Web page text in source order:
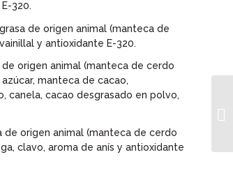
320.
de origen animal (manteca de
y antioxidante E-320.
de origen animal (manteca de cerdo
manteca de cacao,
canela, cacao desgrasado en polvo,
de origen animal (manteca de cerdo
clavo, aroma de anís y antioxidante